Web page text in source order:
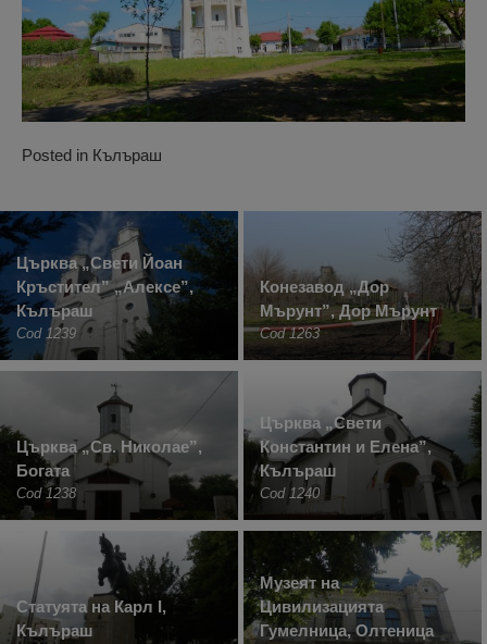
Posted in Кълъраш
Църква „Свети Йоан
Кръстител” „Алексе”,
Кълъраш
Cod 1239
Конезавод „Дор
Мърунт”, Дор Мърунт
Cod 1263
Църква „Св. Николае”,
Богата
Cod 1238
Църква „Свети
Константин и Елена”,
Кълъраш
Cod 1240
Статуята на Карл I,
Кълъраш
Музеят на
Цивилизацията
Гумелница, Олтеница